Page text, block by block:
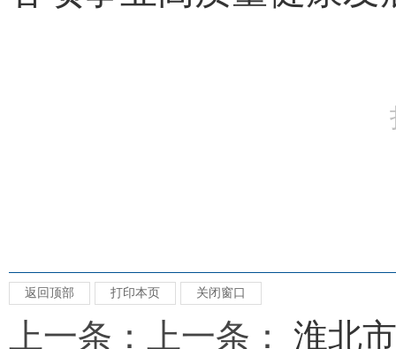
返回顶部 打印本页 关闭窗口
上一条：上一条： 淮北